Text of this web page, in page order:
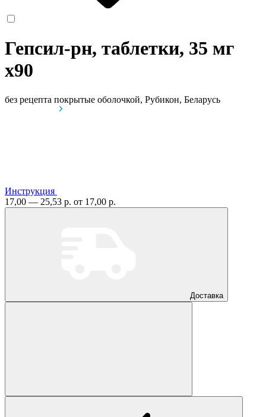
Гепсил-рн, таблетки, 35 мг
x90
без рецепта покрытые оболочкой, Рубикон, Беларусь
Инструкция
17,00 — 25,53 р. от 17,00 р.
Доставка